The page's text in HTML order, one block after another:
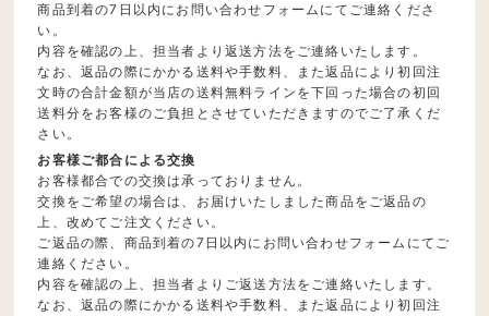
商品到着の7日以内にお問い合わせフォームにてご連絡くださ
い。
内容を確認の上、担当者より返送方法をご連絡いたします。
なお、返品の際にかかる送料や手数料、また返品により初回注
文時の合計金額が当店の送料無料ラインを下回った場合の初回
送料分をお客様のご負担とさせていただきますのでご了承くだ
さい。
お客様ご都合による交換
お客様都合での交換は承っておりません。
交換をご希望の場合は、お届けいたしました商品をご返品の
上、改めてご注文ください。
ご返品の際、商品到着の7日以内にお問い合わせフォームにてご
連絡ください。
内容を確認の上、担当者よりご返送方法をご連絡いたします。
なお、返品の際にかかる送料や手数料、また返品により初回注